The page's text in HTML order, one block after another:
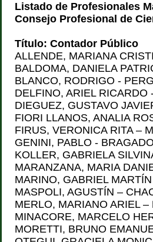
Listado de Profesionales
Consejo Profesional de
Título: Contador Público
ALLENDE, MARIANA
BALDOMA, DANIELA
BLANCO, RODRIGO -
DELFINO, ARIEL RICARDO
DIEGUEZ, GUSTAVO
FIORI LLANOS, ANALIA
FIRUS, VERONICA RITA –
GENINI, PABLO - BRAGADO
KOLLER, GABRIELA
MARANZANA, MARIA
MARINO, GABRIEL
MASPOLI, AGUSTÍN –
MERLO, MARIANO ARIEL –
MINACORE, MARCELO
MORETTI, BRUNO